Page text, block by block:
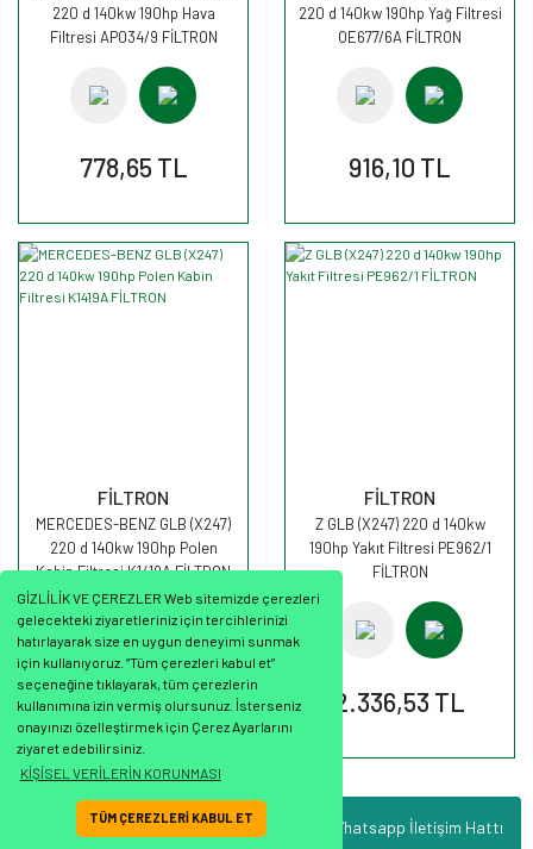
GİZLİLİK VE ÇEREZLER Web sitemizde çerezleri
gelecekteki ziyaretleriniz için tercihlerinizi
hatırlayarak size en uygun deneyimi sunmak
için kullanıyoruz. “Tüm çerezleri kabul et”
seçeneğine tıklayarak, tüm çerezlerin
kullanımına izin vermiş olursunuz. İsterseniz
onayınızı özelleştirmek için Çerez Ayarlarını
ziyaret edebilirsiniz.
KİŞİSEL VERİLERİN KORUNMASI
TÜM ÇEREZLERİ KABUL ET Whatsapp İletişim Hattı
220 d 140kw 190hp Hava
Filtresi AP034/9 FİLTRON
778,65 TL
220 d 140kw 190hp Yağ Filtresi
OE677/6A FİLTRON
916,10 TL
FİLTRON
MERCEDES-BENZ GLB (X247)
220 d 140kw 190hp Polen
Kabin Filtresi K1419A FİLTRON
1.110,66 TL
FİLTRON
Z GLB (X247) 220 d 140kw
190hp Yakıt Filtresi PE962/1
FİLTRON
2.336,53 TL